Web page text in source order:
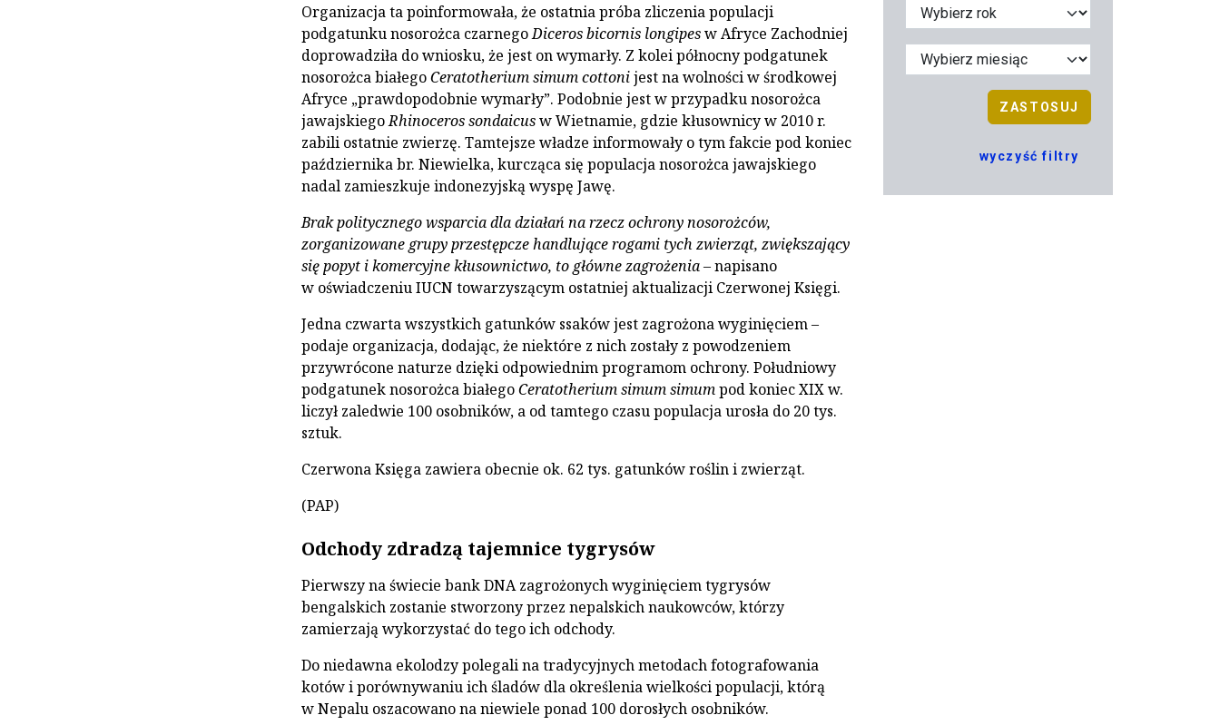
Organizacja ta poinformowała, że ostatnia próba zliczenia populacji
podgatunku nosorożca czarnegoDiceros bicornis longipesw Afryce Zachodniej
doprowadziła do wniosku, że jest on wymarły. Z kolei północny podgatunek
nosorożca białegoCeratotherium simum cottonijest na wolności w środkowej
Afryce „prawdopodobnie wymarły”. Podobnie jest w przypadku nosorożca
jawajskiegoRhinoceros sondaicusw Wietnamie, gdzie kłusownicy w 2010 r.
zabili ostatnie zwierzę. Tamtejsze władze informowały o tym fakcie pod koniec
października br. Niewielka, kurcząca się populacja nosorożca jawajskiego
nadal zamieszkuje indonezyjską wyspę Jawę.
Brak politycznego wsparcia dla działań na rzecz ochrony nosorożców,
zorganizowane grupy przestępcze handlujące rogami tych zwierząt, zwiększający
się popyt i komercyjne kłusownictwo, to główne zagrożenia– napisano
w oświadczeniu IUCN towarzyszącym ostatniej aktualizacji Czerwonej Księgi.
Jedna czwarta wszystkich gatunków ssaków jest zagrożona wyginięciem –
podaje organizacja, dodając, że niektóre z nich zostały z powodzeniem
przywrócone naturze dzięki odpowiednim programom ochrony. Południowy
podgatunek nosorożca białegoCeratotherium simum simumpod koniec XIX w.
liczył zaledwie 100 osobników, a od tamtego czasu populacja urosła do 20 tys.
sztuk.
Czerwona Księga zawiera obecnie ok. 62 tys. gatunków roślin i zwierząt.
(PAP)
Odchody zdradzą tajemnice tygrysów
Pierwszy na świecie bank DNA zagrożonych wyginięciem tygrysów
bengalskich zostanie stworzony przez nepalskich naukowców, którzy
zamierzają wykorzystać do tego ich odchody.
Do niedawna ekolodzy polegali na tradycyjnych metodach fotografowania
kotów i porównywaniu ich śladów dla określenia wielkości populacji, którą
w Nepalu oszacowano na niewiele ponad 100 dorosłych osobników.
ZASTOSUJ
wyczyść filtry